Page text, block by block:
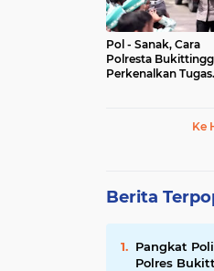
Pol - Sanak, Cara
Polresta
Perkenalkan Tugas
Ke
Berita
Pangkat
Polres